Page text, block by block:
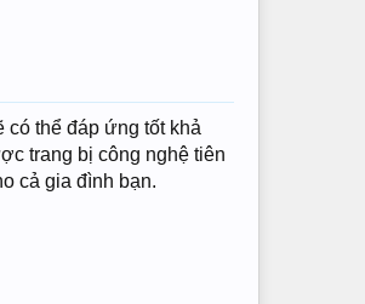
có thể đáp ứng tốt khả
trang bị công nghệ tiên
cả gia đình bạn.